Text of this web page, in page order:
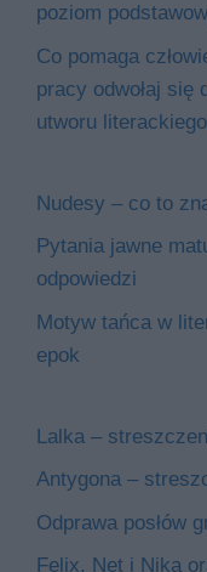
poziom
Co pomaga
pracy odwołaj się
utworu
Nudesy – co to
Pytania jawne
odpowiedzi
Motyw tańca w
epok
Lalka –
Antygona –
Odprawa posłów
Felix, Net i Nika